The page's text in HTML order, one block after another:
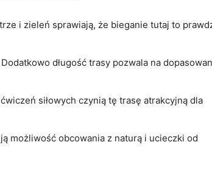
i zieleń sprawiają, że‍ bieganie tutaj to
długość trasy pozwala na⁣
⁣siłowych czynią tę trasę atrakcyjną dla
możliwość obcowania z naturą i ucieczki od